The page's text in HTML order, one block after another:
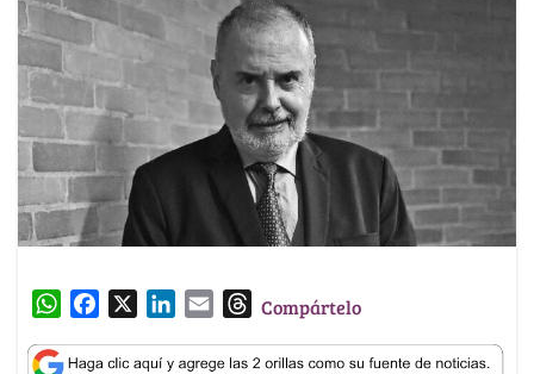
W
a
c
n
a
T
r
Compártelo